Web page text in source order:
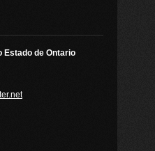
Estado de Ontario